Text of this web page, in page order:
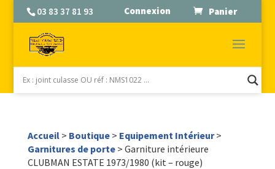
03 83 37 81 93 Connexion Panier
Accueil> Boutique> Equipement Intérieur>
Garnitures de porte> Garniture intérieure
CLUBMAN ESTATE 1973/1980 (kit – rouge)